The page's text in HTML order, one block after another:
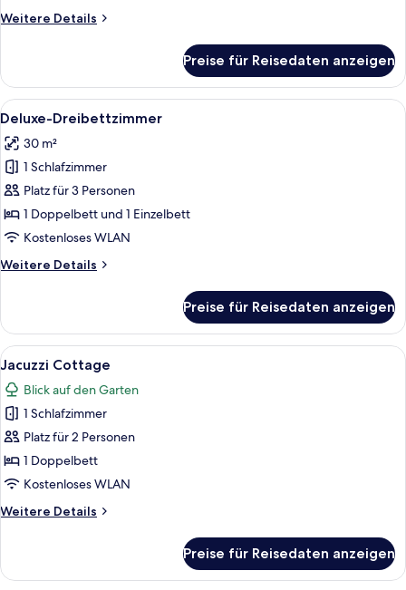
Weitere Details
Weitere
Side
Sea
View
Preise für Reisedaten anzeigen
Alle
Fotos
für
Deluxe-
Dreibettzimmer
anzeigen
Ein Hotelzimmer mit einem großen
10
Deluxe-Dreibettzimmer
30 m²
1 Schlafzimmer
Platz für 3 Personen
1 Doppelbett und 1 Einzelbett
Kostenloses WLAN
Weitere Details
Weitere
Dreibettzimmer
Preise für Reisedaten anzeigen
Alle
Fotos
für
Jacuzzi
Cottage
anzeigen
Ein Hotelzimmer mit einem
12
Jacuzzi Cottage
Blick auf den Garten
1 Schlafzimmer
Platz für 2 Personen
1 Doppelbett
Kostenloses WLAN
Weitere Details
Weitere
Cottage
Preise für Reisedaten anzeigen